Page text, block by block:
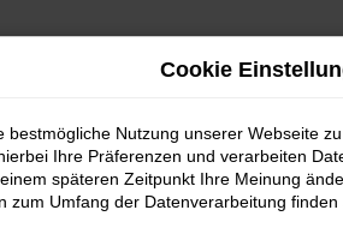
Cookie
bestmögliche Nutzung unserer Webseite
Ihre Präferenzen und verarbeiten
späteren Zeitpunkt Ihre Meinung
zum Umfang der Datenverarbeitung finden